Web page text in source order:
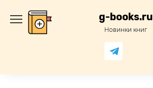
содержанию
g-books.ru
Новинки книг